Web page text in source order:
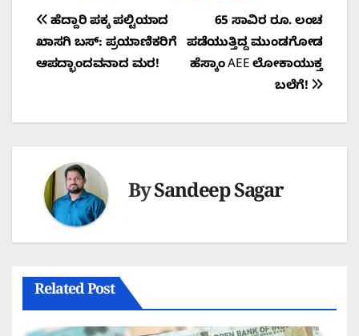
Post
navigation
65 ಸಾವಿರ ರೂ. ಲಂಚ
ಪಡೆಯುತ್ತಿದ್ದ ಮುಂಡಗೋಡ
ಹೆಸ್ಕಾಂ AEE ಲೋಕಾಯುಕ್ತ
ಬಲೆಗೆ!
ಹೆದ್ದಾರಿ ಪಕ್ಕ ಪಲ್ಟಿಯಾದ
ಖಾಸಗಿ ಬಸ್: ಪ್ರಯಾಣಿಕರಿಗೆ
ಆಪದ್ಭಾಂದವನಾದ ಮರ!​
BySandeep Sagar
Related Post